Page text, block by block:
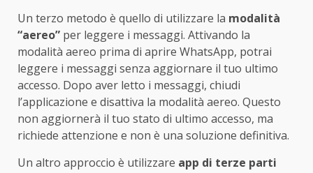
Un terzo metodo è quello di utilizzare la modalità
“aereo” per leggere i messaggi. Attivando la
modalità aereo prima di aprire WhatsApp, potrai
leggere i messaggi senza aggiornare il tuo ultimo
accesso. Dopo aver letto i messaggi, chiudi
l’applicazione e disattiva la modalità aereo. Questo
non aggiornerà il tuo stato di ultimo accesso, ma
richiede attenzione e non è una soluzione definitiva.
Un altro approccio è utilizzare app di terze parti